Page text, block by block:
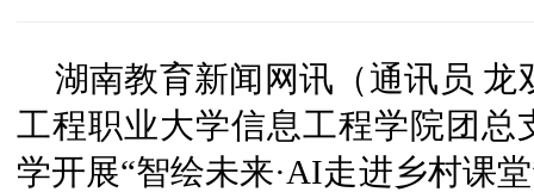
湖南教育新闻网讯（通讯员
工程职业大学信息工程学院团
学开展“智绘未来·AI走进乡村课